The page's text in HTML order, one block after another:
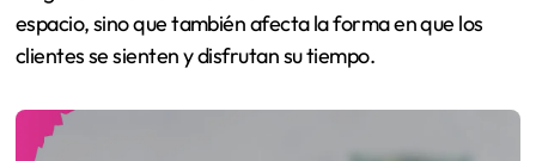
espacio, sino que también afecta la forma en que los
clientes se sienten y disfrutan su tiempo.